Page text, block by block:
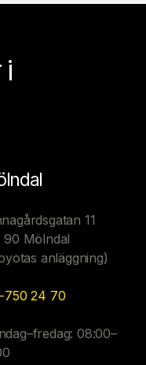
i
11
90 Mölndal
anläggning)
750 24 70
08:00–